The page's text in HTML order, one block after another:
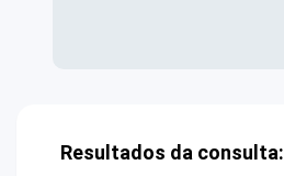
Resultados da consulta: